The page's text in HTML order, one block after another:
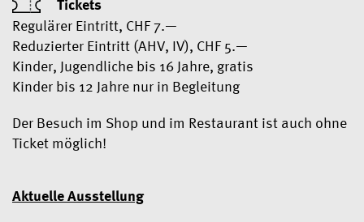
Aktuelle Ausstellung
Tickets
Regulärer Eintritt, CHF 7.—
Reduzierter Eintritt (AHV, IV), CHF 5.—
Kinder, Jugendliche bis 16 Jahre, gratis
Kinder bis 12 Jahre nur in Begleitung
Der Besuch im Shop und im Restaurant ist auch ohne
Ticket möglich!